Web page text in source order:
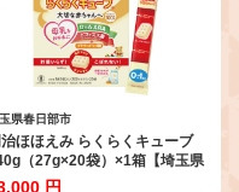
県春日部市
ほほえみ らくらくキューブ
（27g×20袋）×1箱【埼玉県
部市 明治 粉ミルク フォロー
円